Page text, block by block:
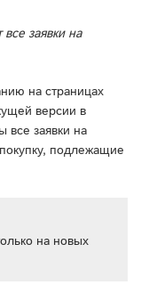
заявки на
на страницах
версии в
все заявки на
подлежащие
на новых